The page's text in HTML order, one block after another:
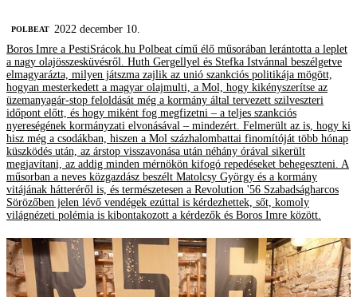
‎POLBEAT
2022 december 10.
Boros Imre a PestiSrácok.hu Polbeat című élő műsorában lerántotta a leplet
a nagy olajösszesküvésről. Huth Gergellyel és Stefka Istvánnal beszélgetve
elmagyarázta, milyen játszma zajlik az unió szankciós politikája mögött,
hogyan mesterkedett a magyar olajmulti, a Mol, hogy kikényszerítse az
üzemanyagár-stop feloldását még a kormány által tervezett szilveszteri
időpont előtt, és hogy miként fog megfizetni – a teljes szankciós
nyereségének kormányzati elvonásával – mindezért. Felmerült az is, hogy ki
hisz még a csodákban, hiszen a Mol százhalombattai finomítóját több hónap
küszködés után, az árstop visszavonása után néhány órával sikerült
megjavítani, az addig minden mérnökön kifogó repedéseket behegeszteni. A
műsorban a neves közgazdász beszélt Matolcsy György és a kormány
vitájának hátteréről is, és természetesen a Revolution '56 Szabadságharcos
Sörözőben jelen lévő vendégek ezúttal is kérdezhettek, sőt, komoly
világnézeti polémia is kibontakozott a kérdezők és Boros Imre között.